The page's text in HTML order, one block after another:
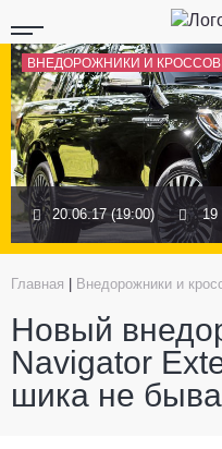
ВНЕДОРОЖНИКИ И
20.06.17 (19:00) 19
Главная Внедорожники и
Новый
Navigator
шика не